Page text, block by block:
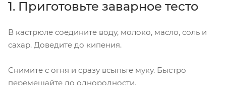
1. Приготовьте заварное тесто
В кастрюле соедините воду, молоко, масло, соль и
сахар. Доведите до кипения.
Снимите с огня и сразу всыпьте муку. Быстро
перемешайте до однородности.